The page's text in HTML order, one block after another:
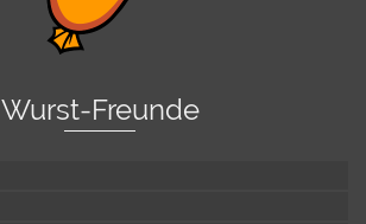
Wurst-Freunde